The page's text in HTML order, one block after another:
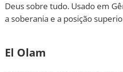
Deus sobre tudo. Usado em
a soberania e a posição
El Olam